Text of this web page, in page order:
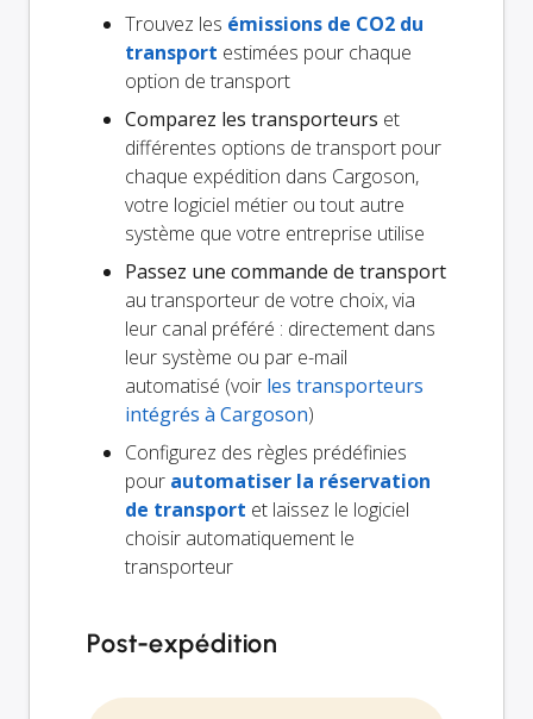
Trouvez les émissions de CO2 du
transport estimées pour chaque
option de transport
Comparez les transporteurs et
différentes options de transport pour
chaque expédition dans Cargoson,
votre logiciel métier ou tout autre
système que votre entreprise utilise
Passez une commande de transport
au transporteur de votre choix, via
leur canal préféré : directement dans
leur système ou par e-mail
automatisé (voir les transporteurs
intégrés à Cargoson)
Configurez des règles prédéfinies
pour automatiser la réservation
de transport et laissez le logiciel
choisir automatiquement le
transporteur
Post-expédition